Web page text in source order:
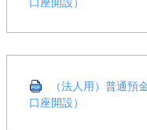
（法人用）普通
口座開設）